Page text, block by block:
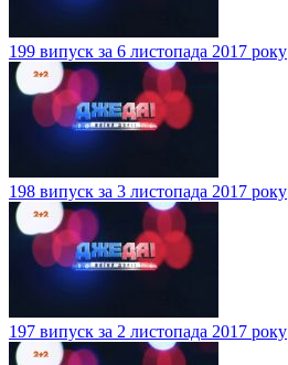
199 випуск за 6 листопада 2017 року
198 випуск за 3 листопада 2017 року
197 випуск за 2 листопада 2017 року